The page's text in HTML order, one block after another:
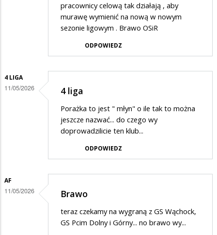
pracownicy celową tak działają , aby
murawę wymienić na nową w nowym
sezonie ligowym . Brawo OSiR
ODPOWIEDZ
4 LIGA
11/05/2026 4 liga
Porażka to jest " młyn" o ile tak to można
jeszcze nazwać... do czego wy
doprowadzilicie ten klub...
ODPOWIEDZ
AF
11/05/2026 Brawo
teraz czekamy na wygraną z GS Wąchock,
GS Pcim Dolny i Górny... no brawo wy...